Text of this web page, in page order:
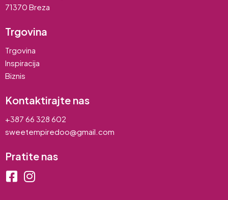
71370 Breza
Trgovina
Trgovina
Inspiracija
Biznis
Kontaktirajte nas
+387 66 328 602
sweetempiredoo@gmail.com
Pratite nas